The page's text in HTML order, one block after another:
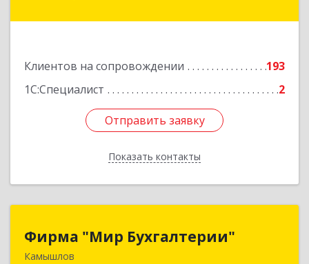
Клиентов на сопровождении
193
1С:Специалист
2
Отправить заявку
Показать контакты
Отправить заявку
Назад
Фирма "Мир Бухгалтерии"
Камышлов624860, Свердловская обл, Камышлов г,